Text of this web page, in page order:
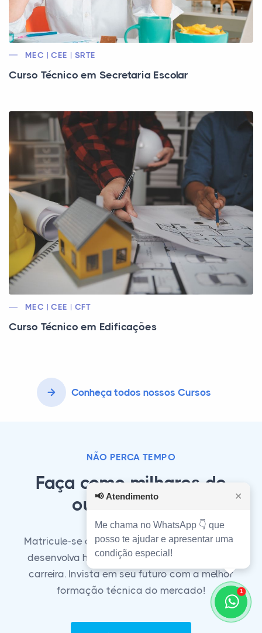
MEC | CEE | SRTE
Curso Técnico em Secretaria Escolar
MEC | CEE | CFT
Curso Técnico em Edificações
Conheça todos nossos Cursos
NÃO PERCA TEMPO
Faça como milhares de
outros alunos!
Matricule-se agora em nosso curso técnico e
desenvolva habilidades essenciais para sua
carreira. Invista em seu futuro com a melhor
formação técnica do mercado!
1
📢 Atendimento ✕
Me chama no WhatsApp 👇 que
posso te ajudar e apresentar uma
condição especial!